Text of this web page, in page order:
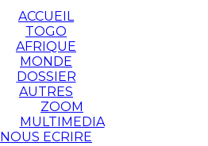
ACCUEIL
TOGO
AFRIQUE
MONDE
DOSSIER
AUTRES
ZOOM
MULTIMEDIA
NOUS ECRIRE